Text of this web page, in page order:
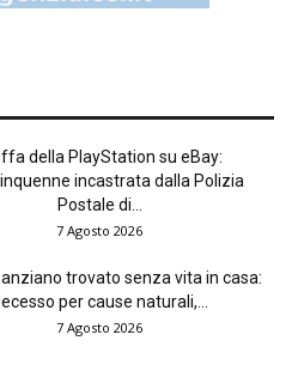
della PlayStation su eBay:
incastrata dalla Polizia
Postale di...
7 Agosto 2026
trovato senza vita in casa:
per cause naturali,...
7 Agosto 2026